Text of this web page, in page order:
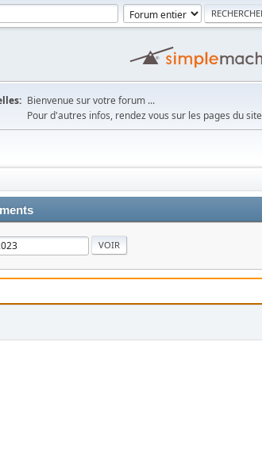
Bienvenue sur votre forum ...
Pour d'autres infos, rendez vous sur les pages du site